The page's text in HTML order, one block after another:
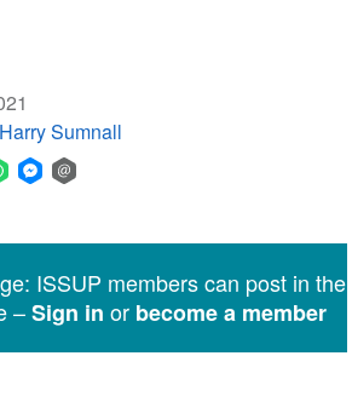
Sumnall
Messenger
ISSUP members can post in the
–Sign in or become a member